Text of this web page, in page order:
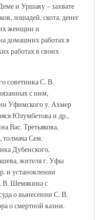
и Уршаку – захвате
лошадей, скота, денег
женщин и
домашних работах в
работах в своих
советника С. В.
с ним,
Уфимского у. Ахмер
Юлумбетова и др.,
Вас. Третьякова,
толмача Сем.
Дубенского,
жителя г. Уфы
и установлении
В. Шемякина с
о вынесении С. В.
о смертной казни.